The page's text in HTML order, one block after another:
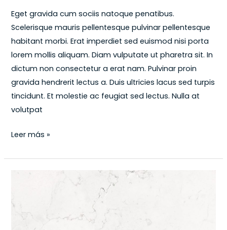
Eget gravida cum sociis natoque penatibus.
Scelerisque mauris pellentesque pulvinar pellentesque
habitant morbi. Erat imperdiet sed euismod nisi porta
lorem mollis aliquam. Diam vulputate ut pharetra sit. In
dictum non consectetur a erat nam. Pulvinar proin
gravida hendrerit lectus a. Duis ultricies lacus sed turpis
tincidunt. Et molestie ac feugiat sed lectus. Nulla at
volutpat
Leer más »
class
packaging